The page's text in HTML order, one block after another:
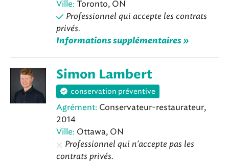
Ville: Toronto, ON
Professionnel qui accepte les contrats
privés.
Informations supplémentaires »
Simon Lambert
conservation préventive
Agrément: Conservateur-restaurateur,
2014
Ville: Ottawa, ON
Professionnel qui n'accepte pas les
contrats privés.